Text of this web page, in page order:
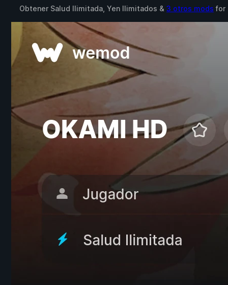
Obtener Salud Ilimitada, Yen Ilimitados & 3 otros mods for